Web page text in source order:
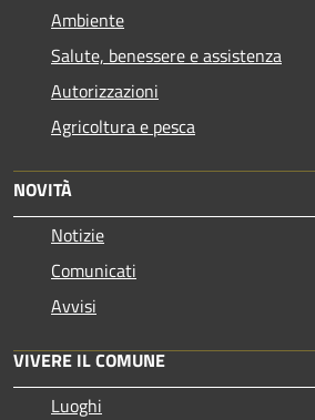
Ambiente
Salute, benessere e assistenza
Autorizzazioni
Agricoltura e pesca
NOVITÀ
Notizie
Comunicati
Avvisi
VIVERE IL COMUNE
Luoghi